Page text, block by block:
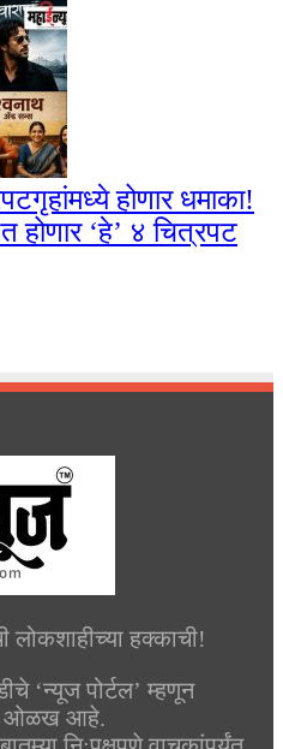
होणार धमाका!
होणार ‘हे’ ४ चित्रपट
लोकशाहीच्या हक्काची!
‘न्यूज पोर्टल’ म्हणून
ओळख आहे.